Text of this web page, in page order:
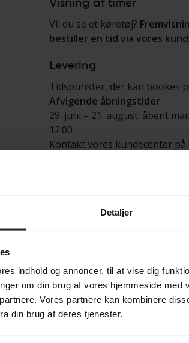
Detaljer
indhold og annoncer, til at vise dig
om din brug af vores hjemmeside med
Vores partnere kan kombinere
din brug af deres tjenester.
Vil du se et køretøj?
bestiller en tid via vores
Levering
Tidspunkter, der kan bookes
Afvigende åbningstider
29. juni – 21. august: åbent
12:00
Kontakt vores kundecenter
På denne facilitet kan du
Mandag-fredag: 08:00-12:00
Book din tid i kundecenteret
Betalingsmuligheder